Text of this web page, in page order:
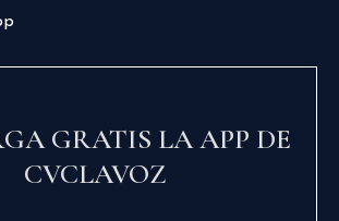
GRATIS LA APP DE
CVCLAVOZ